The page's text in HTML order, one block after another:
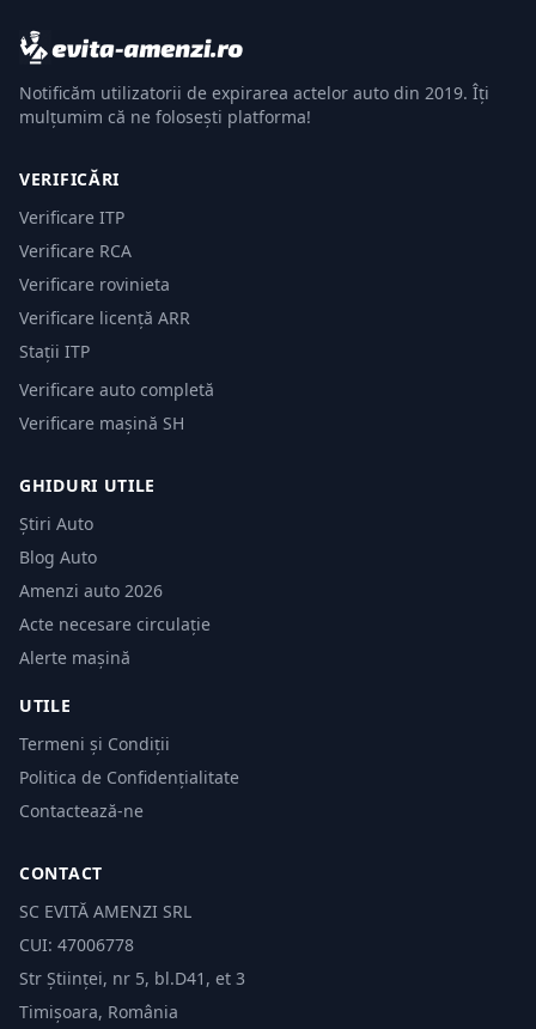
Notificăm utilizatorii de expirarea actelor auto din 2019. Îți
mulțumim că ne folosești platforma!
VERIFICĂRI
Verificare ITP
Verificare RCA
Verificare rovinieta
Verificare licență ARR
Stații ITP
Verificare auto completă
Verificare mașină SH
GHIDURI UTILE
Știri Auto
Blog Auto
Amenzi auto 2026
Acte necesare circulație
Alerte mașină
UTILE
Termeni și Condiții
Politica de Confidențialitate
Contactează-ne
CONTACT
SC EVITĂ AMENZI SRL
CUI: 47006778
Str Științei, nr 5, bl.D41, et 3
Timișoara, România